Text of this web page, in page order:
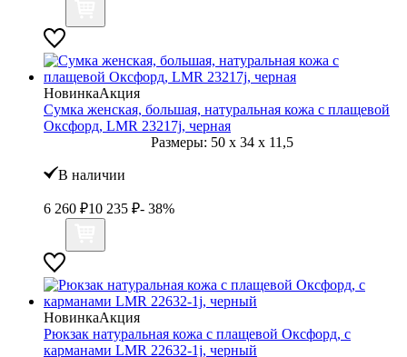
НовинкаАкция
Сумка женская, большая, натуральная кожа с плащевой
Оксфорд, LMR 23217j, черная
Размеры: 50 x 34 x 11,5
В наличии
6 260 ₽10 235 ₽- 38%
НовинкаАкция
Рюкзак натуральная кожа с плащевой Оксфорд, с
карманами LMR 22632-1j, черный